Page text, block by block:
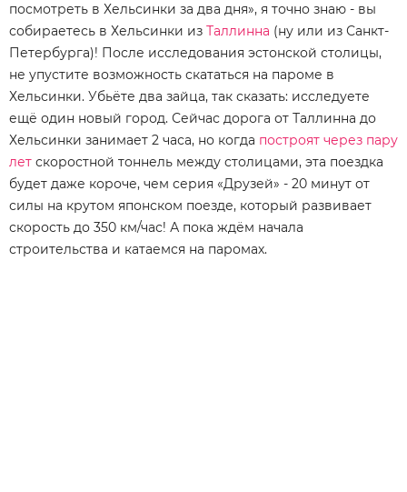
посмотреть в Хельсинки за два дня», я точно знаю - вы
собираетесь в Хельсинки из Таллинна (ну или из Санкт-
Петербурга)! После исследования эстонской столицы,
не упустите возможность скататься на пароме в
Хельсинки. Убьёте два зайца, так сказать: исследуете
ещё один новый город. Сейчас дорога от Таллинна до
Хельсинки занимает 2 часа, но когда построят через пару
лет скоростной тоннель между столицами, эта поездка
будет даже короче, чем серия «Друзей» - 20 минут от
силы на крутом японском поезде, который развивает
скорость до 350 км/час! А пока ждём начала
строительства и катаемся на паромах.